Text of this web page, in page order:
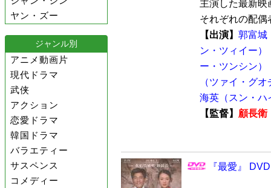
ヤン・ズー
ジャンル別
アニメ動画片
現代ドラマ
武侠
アクション
恋愛ドラマ
韓国ドラマ
バラエティー
サスペンス
コメディー
主演した最新
それぞれの配偶
【出演】 郭富城
ン・ツィイー）
ー・ツンシン）
（ツァイ・グ
海英（スン・ハ
【監督】 顧長衛
『最愛』